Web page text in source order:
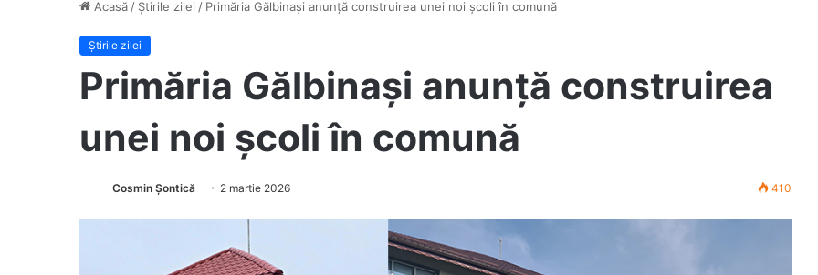
Acasă / Știrile zilei / Primăria Gălbinași anunță construirea unei noi școli în comună
Știrile zilei
Primăria Gălbinași anunță construirea
unei noi școli în comună
Cosmin Șontică 2 martie 2026 410